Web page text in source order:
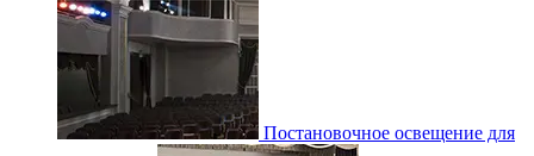
Постановочное освещение для